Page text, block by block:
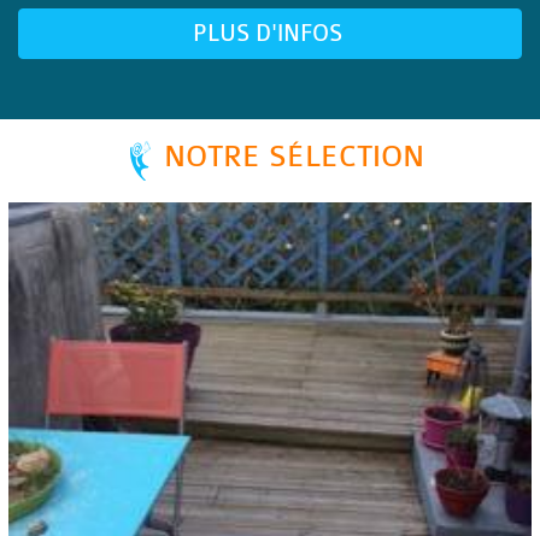
PLUS D'INFOS
NOTRE SÉLECTION